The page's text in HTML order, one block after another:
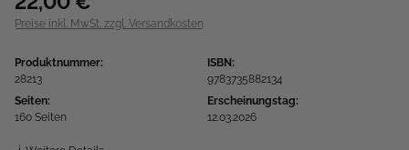
Preise inkl. MwSt. zzgl. Versandkosten
Produktnummer:
28213
ISBN:
9783735882134
Seiten:
160 Seiten
Erscheinungstag:
12.03.2026